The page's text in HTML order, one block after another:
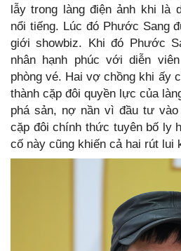
lẫy trong làng điện ảnh khi là
nổi tiếng. Lúc đó Phước Sang
giới showbiz. Khi đó Phước
nhân hạnh phúc với diễn
phòng vé. Hai vợ chồng khi ấy
thành cặp đôi quyền lực của
phá sản, nợ nần vì đầu tư
cặp đôi chính thức tuyên bố ly
cố này cũng khiến cả hai rút lui